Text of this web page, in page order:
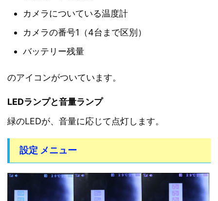
カメラについている温度計
カメラの番号1（4台まで区別）
バッテリー残量
のアイコンがついています。
LEDランプと音量ランプ
緑のLEDが、音量に応じて点灯します。
設定 メニュー